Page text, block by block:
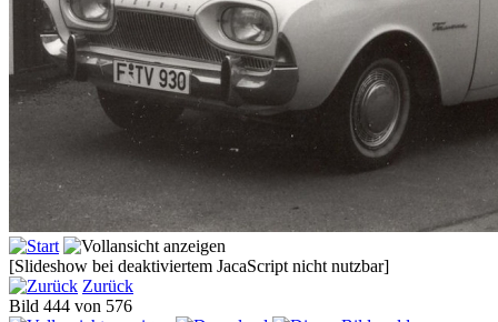
[Slideshow bei deaktiviertem JacaScript nicht nutzbar]
Zurück
Bild 444 von 576